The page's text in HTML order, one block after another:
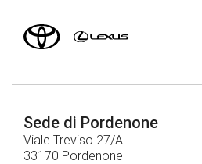
Sede di Pordenone
Viale Treviso 27/A
33170 Pordenone